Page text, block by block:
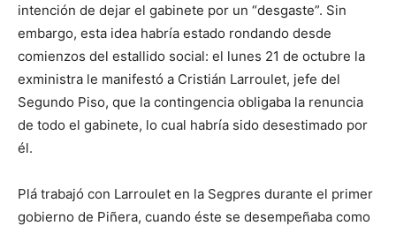
intención de dejar el gabinete por un “desgaste”. Sin
embargo, esta idea habría estado rondando desde
comienzos del estallido social: el lunes 21 de octubre la
exministra le manifestó a Cristián Larroulet, jefe del
Segundo Piso, que la contingencia obligaba la renuncia
de todo el gabinete, lo cual habría sido desestimado por
él.
Plá trabajó con Larroulet en la Segpres durante el primer
gobierno de Piñera, cuando éste se desempeñaba como